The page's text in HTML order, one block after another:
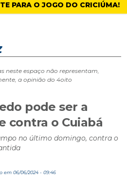
PARA O JOGO DO CRICIÚMA!
neste espaço não representam,
a opinião do 4oito
pode ser a
contra o Cuiabá
no último domingo, contra o
em 06/06/2024 - 09:46